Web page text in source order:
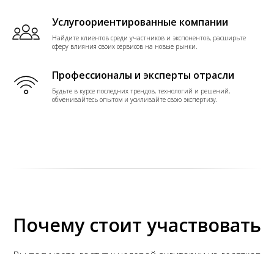
Услугоориентированные компании
Найдите клиентов среди участников и экспонентов, расширьте
сферу влияния своих сервисов на новые рынки.
Профессионалы и эксперты отрасли
Будьте в курсе последних трендов, технологий и решений,
обменивайтесь опытом и усиливайте свою экспертизу.
Почему стоит участвовать